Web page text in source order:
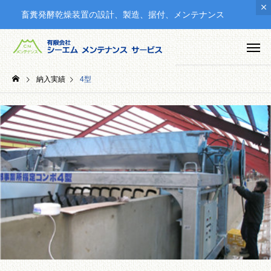
畜糞発酵乾燥装置の設計、製造、据付、メンテナンス
納入実績 4型